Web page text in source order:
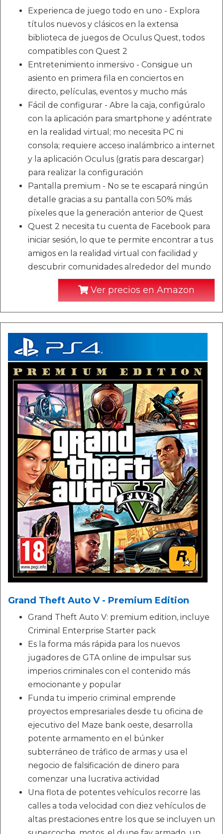
Experienca de juego todo en uno - Explora
títulos nuevos y clásicos en la extensa
biblioteca de juegos de Oculus Quest, todos
compatibles con Quest 2
Entretenimiento inmersivo - Consigue un
asiento en primera fila en conciertos en
directo, películas, eventos y mucho más
Fácil de configurar - Abre la caja, configúralo
con la aplicación para smartphone y adéntrate
en la realidad virtual; mo necesita PC ni
consola; requiere acceso inalámbrico a internet
y la aplicación Oculus (gratis para descargar)
para realizar la configuración
Pantalla premium - No se te escapará ningún
detalle gracias a su pantalla con 50% más
píxeles que la generación anterior de Quest
Quest 2 necesita tu cuenta de Facebook para
iniciar sesión, lo que te permite encontrar a tus
amigos en la realidad virtual con facilidad y
descubrir comunidades alrededor del mundo
Ver precios en Amazon
Grand Theft Auto V - Premium Edition
Grand Theft Auto V: premium edition, incluye
Criminal Enterprise Starter pack
Es la forma más rápida para los nuevos
jugadores de GTA online de impulsar sus
imperios criminales con el contenido más
emocionante y popular
Funda tu imperio criminal emprende
proyectos empresariales desde tu oficina de
ejecutivo del Maze bank oeste, desarrolla
potente armamento en el búnker
subterráneo de tráfico de armas y usa el
negocio de falsificación de dinero para
comenzar una lucrativa actividad
Una flota de potentes vehículos recorre las
calles a toda velocidad con diez vehículos de
altas prestaciones entre los que se incluyen un